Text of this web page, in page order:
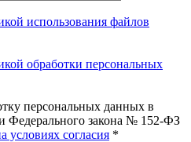
использования файлов
обработки персональных
персональных данных в
Федерального закона № 152-ФЗ
условиях согласия *